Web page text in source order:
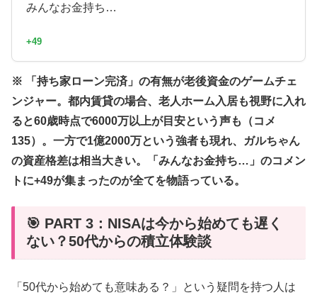
みんなお金持ち…
+49
※ 「持ち家ローン完済」の有無が老後資金のゲームチェ
ンジャー。都内賃貸の場合、老人ホーム入居も視野に入れ
ると60歳時点で6000万以上が目安という声も（コメ
135）。一方で1億2000万という強者も現れ、ガルちゃん
の資産格差は相当大きい。「みんなお金持ち…」のコメン
トに+49が集まったのが全てを物語っている。
🎯 PART 3：NISAは今から始めても遅く
ない？50代からの積立体験談
「50代から始めても意味ある？」という疑問を持つ人は